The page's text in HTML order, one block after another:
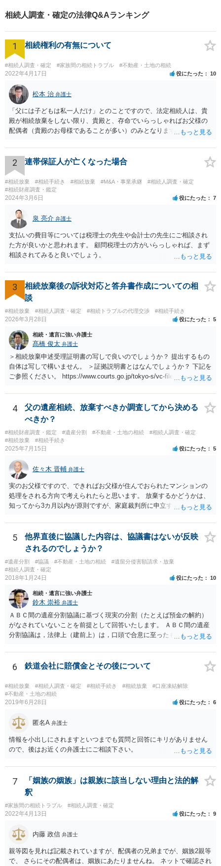
相続人調査・確定の法律Q&Aランキング
1 相続権利の有無について
#相続人調査・確定 #家族間の相続トラブル #不動産・土地の相続
2022年4月17日 役にたった 10
松本 治 弁護士
「父には子どもは私一人だけ」とのことですので、法定相続人は、貴
殿が相続放棄をしない限り、貴殿と、存命でいらっしゃればお父様の
配偶者（貴殿のお母様であることが多い）のみとなります。遺言がな
2 連帯保証人が亡くなった場合
#相続放棄 #相続手続き #相続放棄 #M&A・事業承継
#相続人調査・確定
#相続財産調査・鑑定
2024年3月6日 役にたった 7
泉 亮介 弁護士
支払いの費目等については税理士の先生や会計士の先生にご相談され
た方が良いかと思われます。 顧問税理士の方がいらっしゃれば、まず
相談されてみると良いでしょう。
3
相続放棄後の訴状対応と答弁書作成についての相
談
#相続放棄 #相続人調査・確定 #相続トラブルの代理交渉 #相続手続き
2026年3月28日 役にたった 5
相続・遺言に強い弁護士
髙橋 俊太 弁護士
＞相続放棄申述受理証明書の写しで良いのでしょうか？ 提出するもの
自体は写しで構いません。 ＞証拠説明書とはなんでしょうか？ 下記を
ご参照ください。 https://www.courts.go.jp/tokyo-s/vc-files/tokyo-s/file/
4
父の遺産相続、放棄すべきか調査してから決める
べきか？
#相続財産調査・鑑定 #遺産分割 #不動産・土地の相続
#相続人調査・確定
#相続放棄
#相続手続き
2025年7月15日 役にたった 5
佐々木 晋輔 弁護士
実のお父様ですので、できればお父様が住んでおられたマンションの
処理をされる方向で考えられたらと思います。 放棄するかどうかは、
知ってから3カ月以内が原則ですが、家庭裁判所に申立すれば3カ月の
放棄するかどうか決めることができます。 銀行やサラ金が数年も放置
することはありませんので、数年後に借金が発見される可能性はほぼ
ありません。 なお、私が扱った相続放棄を検討していた案件で、期間
伸長して調査したところ、サラ金に対する過払金など相当な財産が見
つかったため相続したという事例がありました。
5
他界直後に協議した内容は、協議書はないが反映
されるのでしょうか？
#遺産分割 #協議 #不動産・土地の相続
#遺留分侵害額請求・放棄
#相続人調査・確定
2018年1月24日 役にたった 10
相続・遺言に強い弁護士
鈴木 崇裕 弁護士
ＡＢＣ間の遺産分割協議に基づく現実の分割（たとえば預金の解約）
がなされていないことを前提として回答いたします。 ＡＢＣ間の遺産
分割協議は，法律上（建前上）は，口頭で合意に至ったものであって
ん。 また，不動産の名義を移転するためには，遺産分割協議書への署
名捺印を得る必要があります。 したがって，残念ながら，「ＡＢＣ間
の遺産分割協議が有効に成立している」という前提に基づく主張は困
難と思われます。 「ＡＢＣ間の遺産分割協議は未了のまま，ＡとＢが
死亡し，二次相続が発生した」という前提に基づいて協議を進める必
要があります。 もちろん，Ｃの立場としては，ＡＢＣ間の遺産分割協
人は応じない姿勢を示していることから，実現は困難だと思います。
しどころ）としては，譲歩することを甘受しなければならないかもし
れません。
6 鉄道会社に賠償金とその後について
#相続放棄 #相続人調査・確定 #相続手続き #相続放棄
#口座凍結解除
#不動産・土地の相続
2019年6月28日 役にたった 6
匿名A 弁護士
情報を小出しにされますといつまでも質問と回答にキリがありません
ので、後はお近くの弁護士にご相談下さい。
7
「姻族の姻族」は親族に該当しない理由と法的解
釈
#家族間の相続トラブル #相続人調査・確定
2022年4月13日 役にたった 9
内藤 政信 弁護士
親等図を見れば記載されていますが、配偶者の兄弟までが、姻族2親等
で、 さらにその配偶者は、姻族にあたりませんね。 ネットで確認され